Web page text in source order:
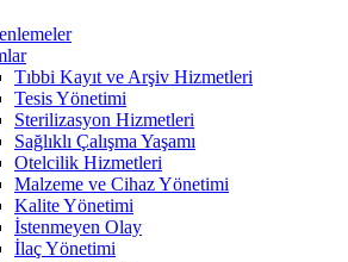
Tıbbi Kayıt ve Arşiv Hizmetleri
Tesis Yönetimi
Sterilizasyon Hizmetleri
Sağlıklı Çalışma Yaşamı
Otelcilik Hizmetleri
Malzeme ve Cihaz Yönetimi
Kalite Yönetimi
İstenmeyen Olay
İlaç Yönetimi